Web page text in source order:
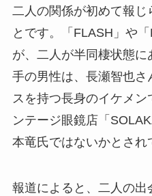
二人の関係が初めて報じ
とです。「FLASH」や
が、二人が半同棲状態
手の男性は、長瀬智也さ
スを持つ長身のイケメ
ンテージ眼鏡店「
本竜氏ではないかとされ
報道によると、二人の